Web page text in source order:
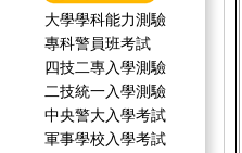
大學學科能力測驗
專科警員班考試
四技二專入學測驗
二技統一入學測驗
中央警大入學考試
軍事學校入學考試